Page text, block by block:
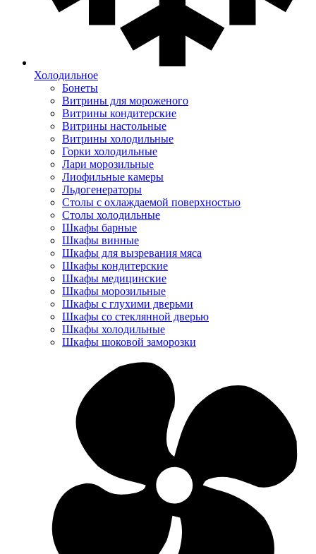
Холодильное
Бонеты
Витрины для мороженого
Витрины кондитерские
Витрины настольные
Витрины холодильные
Горки холодильные
Лари морозильные
Лиофильные камеры
Льдогенераторы
Столы с охлаждаемой поверхностью
Столы холодильные
Шкафы барные
Шкафы винные
Шкафы для вызревания мяса
Шкафы кондитерские
Шкафы медицинские
Шкафы морозильные
Шкафы с глухими дверьми
Шкафы со стеклянной дверью
Шкафы холодильные
Шкафы шоковой заморозки